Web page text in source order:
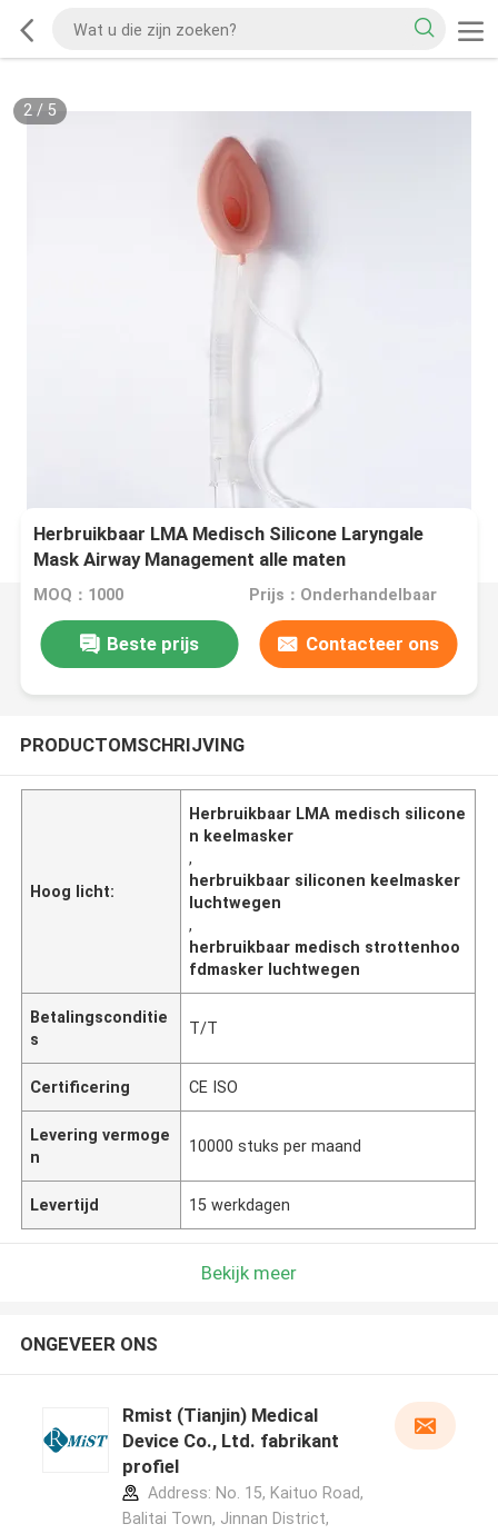
2/ 5
Herbruikbaar LMA Medisch Silicone Laryngale
Mask Airway Management alle maten
MOQ：1000 Prijs：Onderhandelbaar
Beste prijs Contacteer ons
PRODUCTOMSCHRIJVING
Hoog licht:
Herbruikbaar LMA medisch silicone
n keelmasker
,
herbruikbaar siliconen keelmasker
luchtwegen
,
herbruikbaar medisch strottenhoo
fdmasker luchtwegen
Betalingsconditie
s
T/T
Certificering CE ISO
Levering vermoge
n
10000 stuks per maand
Levertijd 15 werkdagen
Bekijk meer
ONGEVEER ONS
Rmist (Tianjin) Medical
Device Co., Ltd. fabrikant
profiel
Address: No. 15, Kaituo Road,
Balitai Town, Jinnan District,